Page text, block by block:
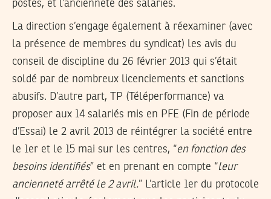
postes, et l’ancienneté des salariés.
La direction s’engage également à réexaminer (avec
la présence de membres du syndicat) les avis du
conseil de discipline du 26 février 2013 qui s’était
soldé par de nombreux licenciements et sanctions
abusifs. D’autre part, TP (Téléperformance) va
proposer aux 14 salariés mis en PFE (Fin de période
d’Essai) le 2 avril 2013 de réintégrer la société entre
le 1er et le 15 mai sur les centres, “en fonction des
besoins identifiés” et en prenant en compte “leur
ancienneté arrêté le 2 avril.” L’article 1er du protocole